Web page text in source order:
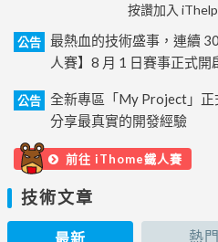
按讚加入
公告
最熱血的技術盛事，連續
人賽】8 月 1 日賽事正式開
公告
全新專區「My Project」正
分享最真實的開發經驗
前往 iThome鐵人賽
技術文章
最新 熱門